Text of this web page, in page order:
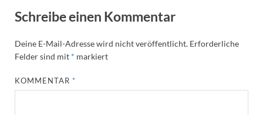
Schreibe einen Kommentar
Deine E-Mail-Adresse wird nicht veröffentlicht. Erforderliche
Felder sind mit * markiert
KOMMENTAR*